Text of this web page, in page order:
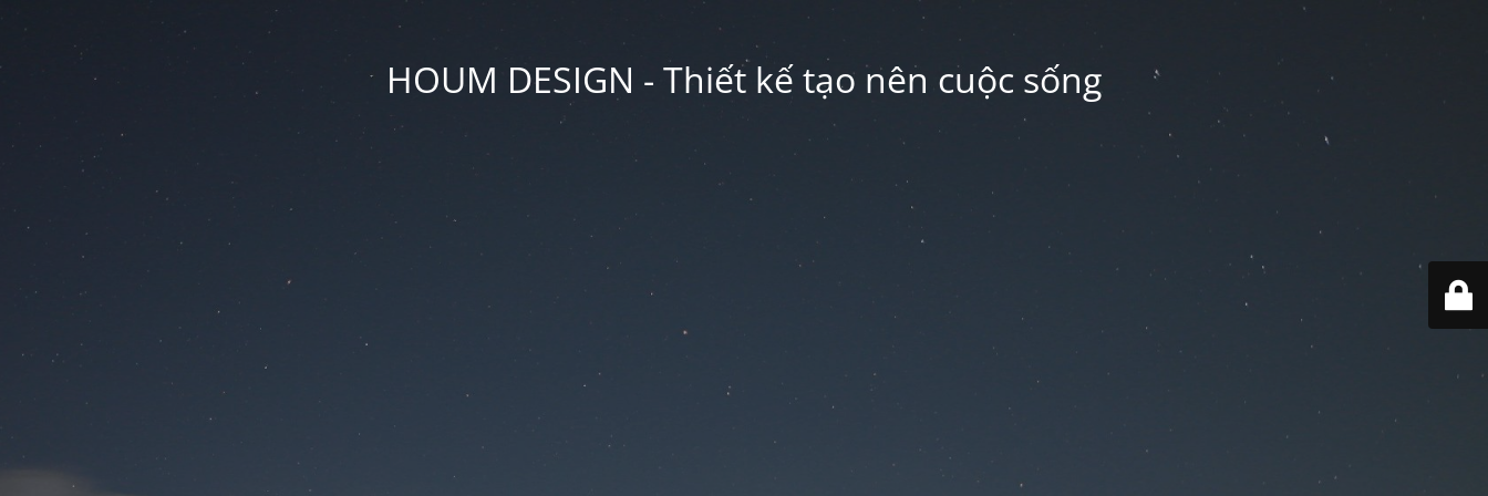
HOUM DESIGN - Thiết kế tạo nên cuộc sống